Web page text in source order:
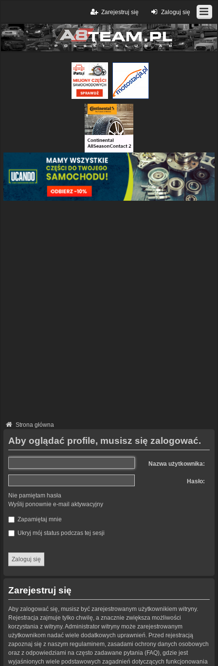
Zaloguj się
Zarejestruj się
Strona główna
Aby oglądać profile, musisz się zalogować.
Nazwa użytkownika:
Hasło:
Nie pamiętam hasła
Wyślij ponownie e-mail aktywacyjny
Zapamiętaj mnie
Ukryj mój status podczas tej sesji
Zarejestruj się
Aby zalogować się, musisz być zarejestrowanym użytkownikiem witryny.
Rejestracja zajmuje tylko chwilę, a znacznie zwiększa możliwości
korzystania z witryny. Administrator witryny może zarejestrowanym
użytkownikom nadać wiele dodatkowych uprawnień. Przed rejestracją
zapoznaj się z naszym regulaminem, zasadami ochrony danych osobowych
oraz z odpowiedziami na często zadawane pytania (FAQ), gdzie jest
wyjaśnionych wiele podstawowych zagadnień dotyczących funkcjonowania